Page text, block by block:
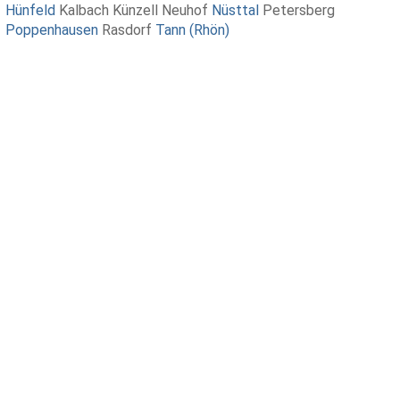
Hünfeld Kalbach Künzell Neuhof Nüsttal Petersberg
Poppenhausen Rasdorf Tann (Rhön)